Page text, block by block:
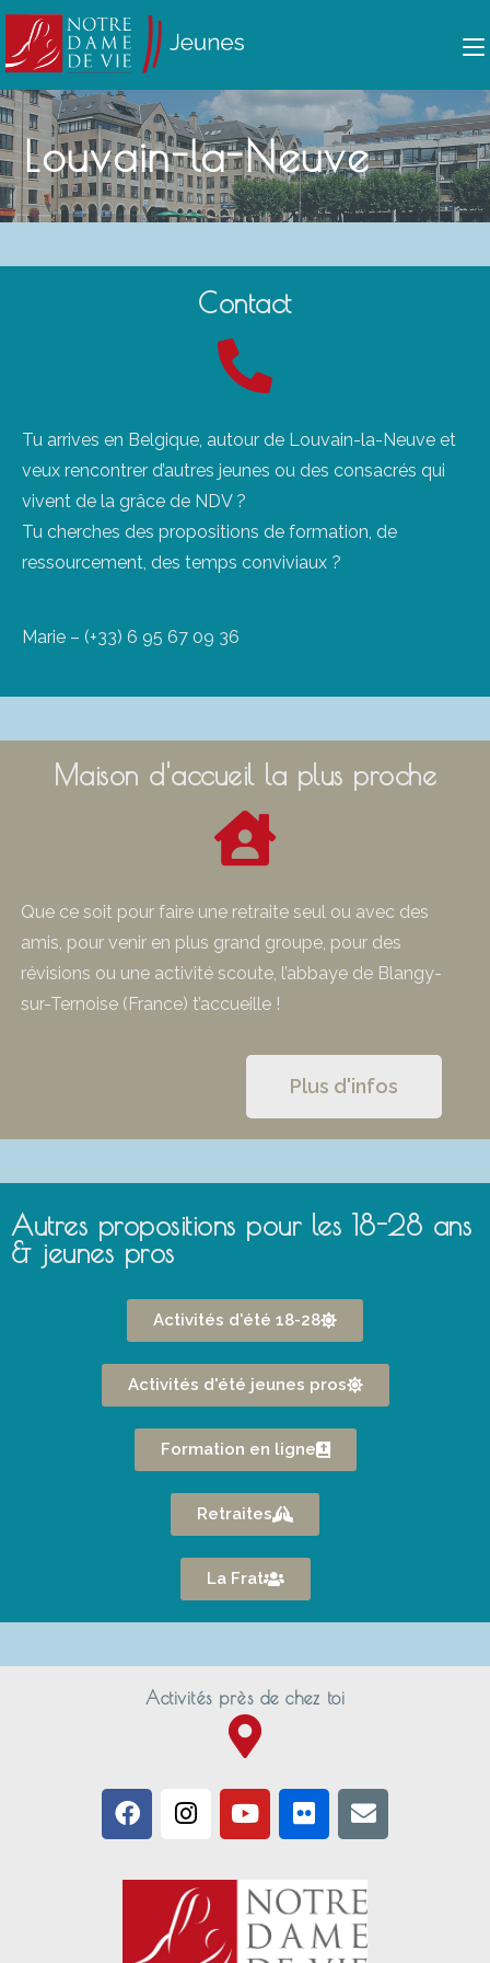
Louvain-la-Neuve
Contact
Tu arrives en Belgique, autour de Louvain-la-Neuve et
veux rencontrer d’autres jeunes ou des consacrés qui
vivent de la grâce de NDV ?
Tu cherches des propositions de formation, de
ressourcement, des temps conviviaux ?
Marie – (+33) 6 95 67 09 36
Maison d'accueil la plus proche
Que ce soit pour faire une retraite seul ou avec des
amis, pour venir en plus grand groupe, pour des
révisions ou une activité scoute, l’abbaye de Blangy-
sur-Ternoise (France) t’accueille !
Plus d'infos
Autres propositions pour les 18-28 ans
& jeunes pros
Activités d'été 18-28
Activités d'été jeunes pros
Formation en ligne
Retraites
La Frat
Activités près de chez toi
Ton prénom (facultatif)
Ton nom (facultatif)
Ton adresse électronique*
Ton prénom (facultatif)
Ton nom (facultatif)
Ton adresse électronique*